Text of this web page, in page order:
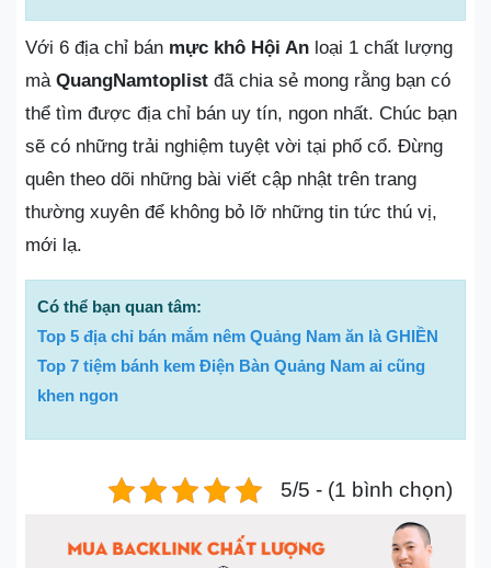
Với 6 địa chỉ bán mực khô Hội An loại 1 chất lượng
mà QuangNamtoplist đã chia sẻ mong rằng bạn có
thể tìm được địa chỉ bán uy tín, ngon nhất. Chúc bạn
sẽ có những trải nghiệm tuyệt vời tại phố cổ. Đừng
quên theo dõi những bài viết cập nhật trên trang
thường xuyên để không bỏ lỡ những tin tức thú vị,
mới lạ.
Có thể bạn quan tâm:
Top 5 địa chỉ bán mắm nêm Quảng Nam ăn là GHIỀN
Top 7 tiệm bánh kem Điện Bàn Quảng Nam ai cũng
khen ngon
5/5 - (1 bình chọn)